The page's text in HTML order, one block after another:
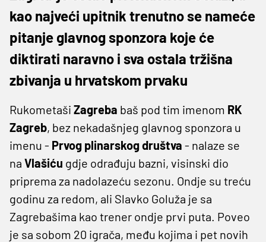
kao najveći upitnik trenutno se nameće
pitanje glavnog sponzora koje će
diktirati naravno i sva ostala tržišna
zbivanja u hrvatskom prvaku
Rukometaši Zagreba baš pod tim imenom RK
Zagreb, bez nekadašnjeg glavnog sponzora u
imenu - Prvog plinarskog društva - nalaze se
na Vlašiću gdje odrađuju bazni, visinski dio
priprema za nadolazeću sezonu. Ondje su treću
godinu za redom, ali Slavko Goluža je sa
Zagrebašima kao trener ondje prvi puta. Poveo
je sa sobom 20 igrača, među kojima i pet novih